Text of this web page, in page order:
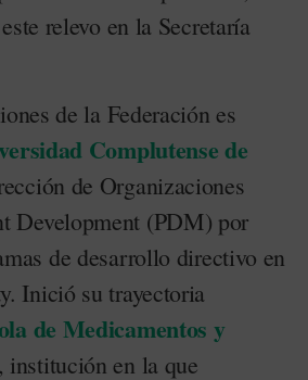
relevo en la Secretaría
de la Federación es
Complutense de
de Organizaciones
Development (PDM) por
de desarrollo directivo en
Inició su trayectoria
de Medicamentos y
, institución en la que